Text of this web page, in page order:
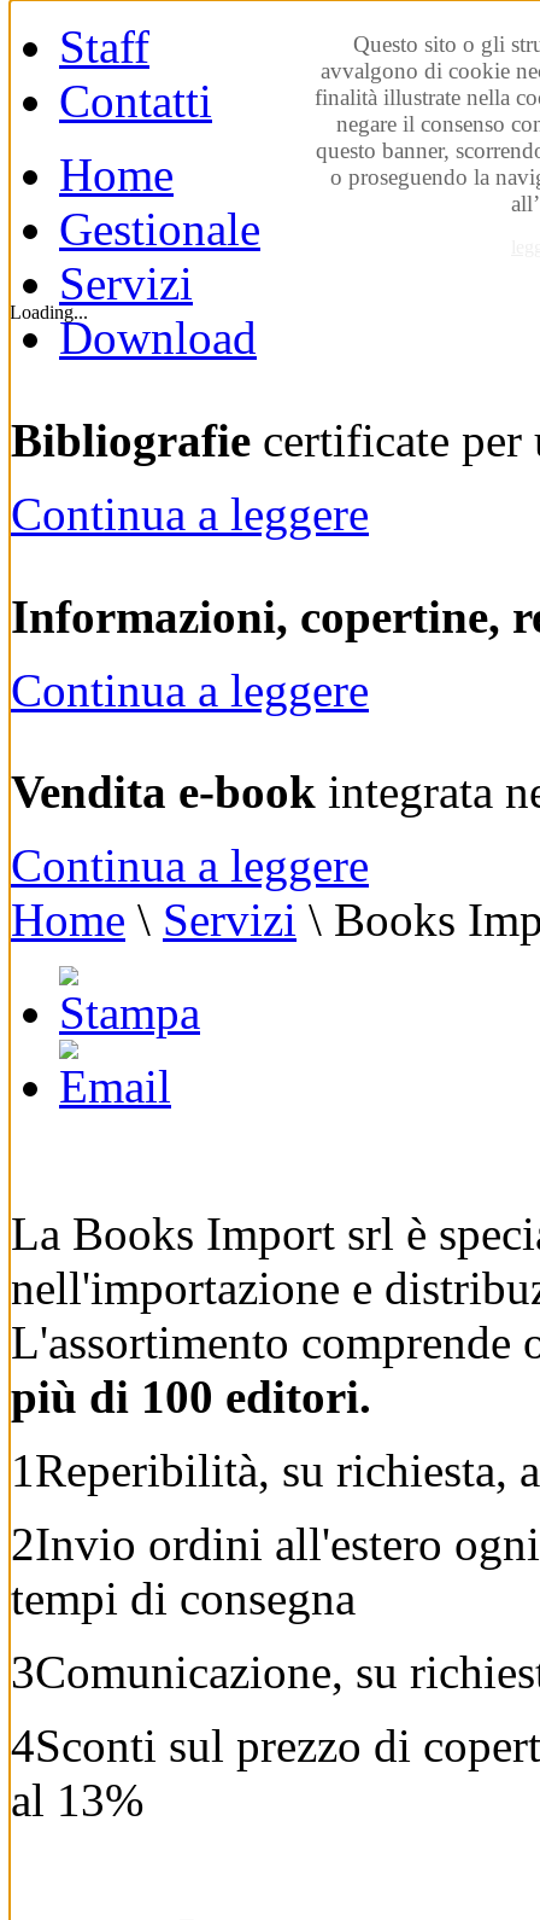
Questo sito o gli
avvalgono di cookie
finalità illustrate nella
negare il consenso
questo banner,
o proseguendo la
Loading...
Staff
Contatti
Home
Gestionale
Servizi
Download
Bibliografie certificate
Continua a leggere
Informazioni, copertine,
Continua a leggere
Vendita e-book integrata
Continua a leggere
Home \ Servizi \ Books
La Books Import srl è
nell'importazione e
L'assortimento comprende
più di 100 editori.
1Reperibilità, su richiesta,
2Invio ordini all'estero
tempi di consegna
3Comunicazione, su
4Sconti sul prezzo di
al 13%